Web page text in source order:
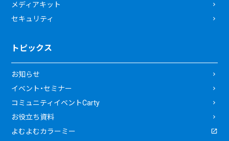
メディアキット
セキュリティ
トピックス
お知らせ
イベント・セミナー
コミュニティイベントCarty
お役立ち資料
よむよむカラーミー